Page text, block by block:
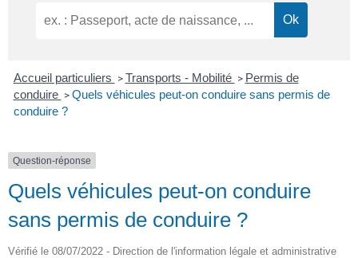
Accueil particuliers > Transports - Mobilité > Permis de
conduire > Quels véhicules peut-on conduire sans permis de
conduire ?
Question-réponse
Quels véhicules peut-on conduire
sans permis de conduire ?
Vérifié le 08/07/2022 - Direction de l'information légale et administrative